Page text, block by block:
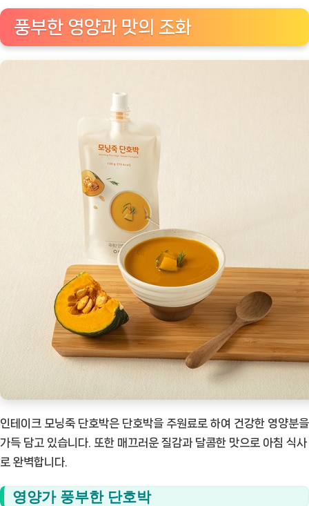
풍부한 영양과 맛의 조화
인테이크 모닝죽 단호박은 단호박을 주원료로 하여 건강한 영양분을
가득 담고 있습니다. 또한 매끄러운 질감과 달콤한 맛으로 아침 식사
로 완벽합니다.
영양가 풍부한 단호박